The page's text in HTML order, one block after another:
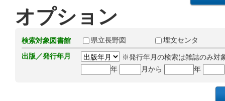
オプション
検索対象図書館 県立長野図
埋文センタ
出版／発行年月
※発行年月の検索は雑誌のみ対
年
月から 年